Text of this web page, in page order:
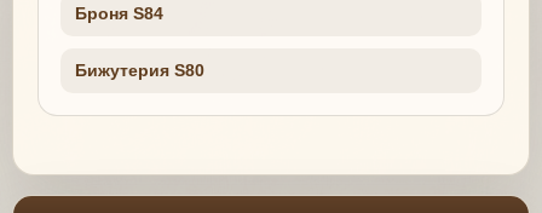
Броня S84
Бижутерия S80